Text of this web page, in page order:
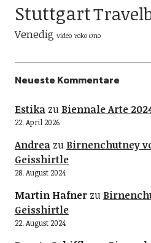
Stuttgart
Venedig Video Yoko Ono
Neueste Kommentare
Estikazu Biennale Arte
22. April 2026
Andreazu Birnenchutney
Geisshirtle
28. August 2024
Martin Hafnerzu
Geisshirtle
22. August 2024